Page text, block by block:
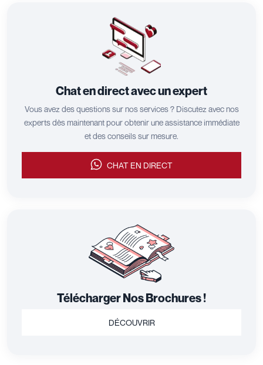
Chat en direct avec un expert
Vous avez des questions sur nos services ? Discutez avec nos
experts dès maintenant pour obtenir une assistance immédiate
et des conseils sur mesure.
CHAT EN DIRECT
Télécharger Nos Brochures !
DÉCOUVRIR